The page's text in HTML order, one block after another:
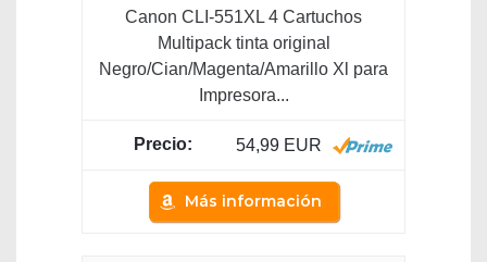
Canon CLI-551XL 4 Cartuchos
Multipack tinta original
Negro/Cian/Magenta/Amarillo Xl para
Impresora...
54,99 EUR
Más información